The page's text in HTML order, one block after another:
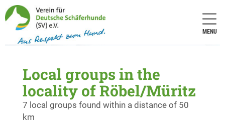
MENU
Local groups in the
locality of Röbel/Müritz
7 local groups found within a distance of 50
km